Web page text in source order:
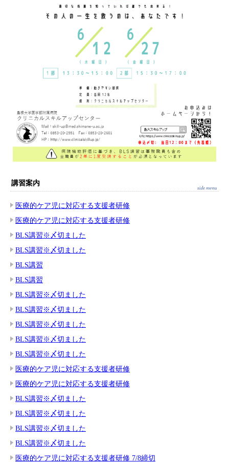
講習案内
医療的ケア児に対応する支援者研修
医療的ケア児に対応する支援者研修
BLS講習※〆切ました
BLS講習※〆切ました
BLS講習
BLS講習
BLS講習※〆切ました
BLS講習※〆切ました
BLS講習※〆切ました
BLS講習※〆切ました
BLS講習※〆切ました
医療的ケア児に対応する支援者研修
医療的ケア児に対応する支援者研修
BLS講習※〆切ました
BLS講習※〆切ました
BLS講習※〆切ました
BLS講習※〆切ました
医療的ケア児に対応する支援者研修 7/8締切